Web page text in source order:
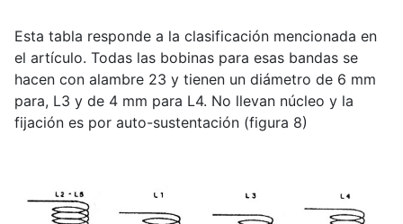
Esta tabla responde a la clasificación mencionada en
el artículo. Todas las bobinas para esas bandas se
hacen con alambre 23 y tienen un diámetro de 6 mm
para, L3 y de 4 mm para L4. No llevan núcleo y la
fijación es por auto-sustentación (figura 8)